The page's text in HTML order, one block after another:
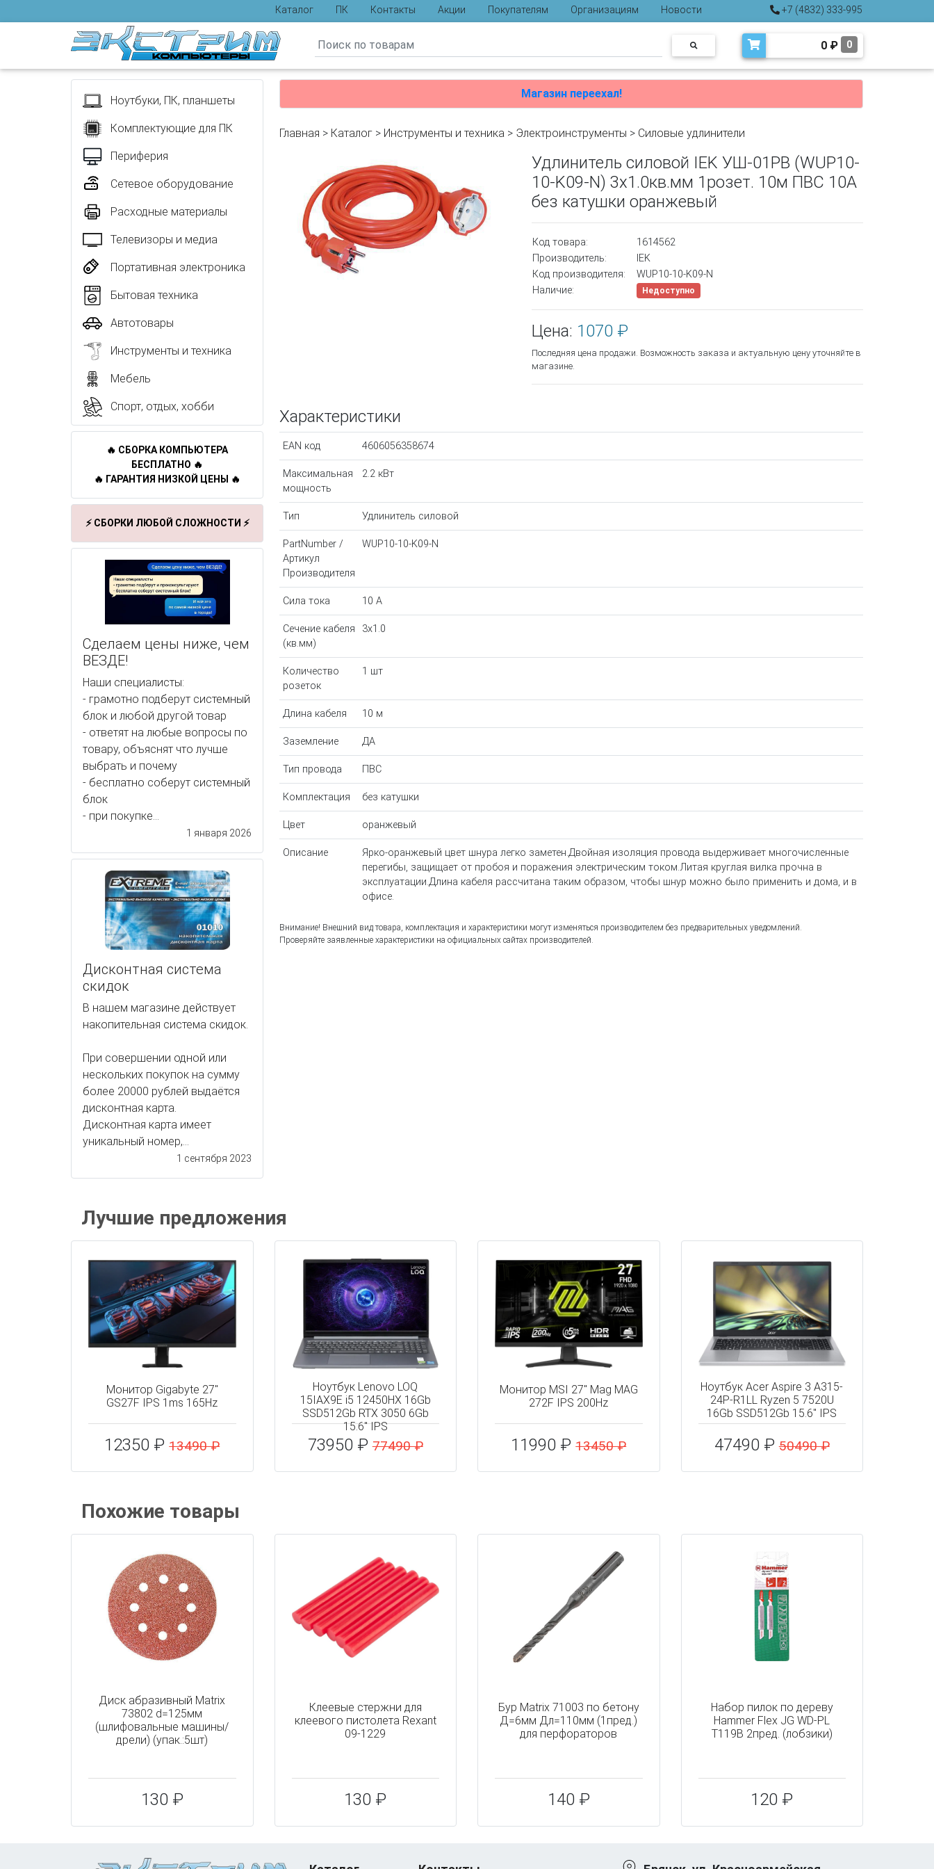
Каталог ПК Контакты Акции Покупателям Организациям
Новости
Отзывы
+7 (4832) 333-995
0 ₽ 0
Ноутбуки, ПК, планшеты
Комплектующие для ПК
Периферия
Сетевое оборудование
Расходные материалы
Телевизоры и медиа
Портативная электроника
Бытовая техника
Автотовары
Инструменты и техника
Мебель
Спорт, отдых, хобби
🔥 СБОРКА КОМПЬЮТЕРА
БЕСПЛАТНО 🔥
🔥 ГАРАНТИЯ НИЗКОЙ ЦЕНЫ 🔥
⚡ СБОРКИ ЛЮБОЙ СЛОЖНОСТИ ⚡
Сделаем цены ниже, чем
ВЕЗДЕ!
Наши специалисты:
- грамотно подберут системный
блок и любой другой товар
- ответят на любые вопросы по
товару, объяснят что лучше
выбрать и почему
- бесплатно соберут системный
блок
- при покупке...
1 января 2026
Дисконтная система
скидок
В нашем магазине действует
накопительная система скидок.
При совершении одной или
нескольких покупок на сумму
более 20000 рублей выдаётся
дисконтная карта.
Дисконтная карта имеет
уникальный номер,...
1 сентября 2023
Магазин переехал!
Главная > Каталог > Инструменты и техника > Электроинструменты > Силовые удлинители
Удлинитель силовой IEK УШ-01РВ (WUP10-
10-K09-N) 3x1.0кв.мм 1розет. 10м ПВС 10A
без катушки оранжевый
Код товара:
1614562
Производитель:
IEK
Код производителя:
WUP10-10-K09-N
Наличие:
Недоступно
Цена: 1070 ₽
Последняя цена продажи. Возможность заказа и актуальную цену уточняйте в
магазине.
Характеристики
EAN код 4606056358674
Максимальная
мощность
2.2 кВт
Тип Удлинитель силовой
PartNumber /
Артикул
Производителя
WUP10-10-K09-N
Сила тока 10 A
Сечение кабеля
(кв.мм)
3x1.0
Количество
розеток
1 шт
Длина кабеля 10 м
Заземление ДА
Тип провода ПВС
Комплектация без катушки
Цвет оранжевый
Описание
Ярко-оранжевый цвет шнура легко заметен.Двойная изоляция провода выдерживает многочисленные
перегибы, защищает от пробоя и поражения электрическим током.Литая круглая вилка прочна в
эксплуатации.Длина кабеля рассчитана таким образом, чтобы шнур можно было применить и дома, и в
офисе.
Внимание! Внешний вид товара, комплектация и характеристики могут изменяться производителем без предварительных уведомлений.
Проверяйте заявленные характеристики на официальных сайтах производителей.
Лучшие предложения
Монитор Gigabyte 27"
GS27F IPS 1ms 165Hz
12350 ₽13490 ₽
Ноутбук Lenovo LOQ
15IAX9E i5 12450HX 16Gb
SSD512Gb RTX 3050 6Gb
15.6" IPS
73950 ₽77490 ₽
Монитор MSI 27" Mag MAG
272F IPS 200Hz
11990 ₽13450 ₽
Ноутбук Acer Aspire 3 A315-
24P-R1LL Ryzen 5 7520U
16Gb SSD512Gb 15.6" IPS
47490 ₽50490 ₽
Похожие товары
Диск абразивный Matrix
73802 d=125мм
(шлифовальные машины/
дрели) (упак.:5шт)
130 ₽
Клеевые стержни для
клеевого пистолета Rexant
09-1229
130 ₽
Бур Matrix 71003 по бетону
Д=6мм Дл=110мм (1пред.)
для перфораторов
140 ₽
Набор пилок по дереву
Hammer Flex JG WD-PL
T119B 2пред. (лобзики)
120 ₽